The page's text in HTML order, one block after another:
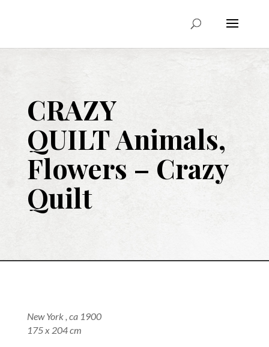
CRAZY
QUILTAnimals,
Flowers – Crazy
Quilt
New York , ca 1900
175 x 204 cm